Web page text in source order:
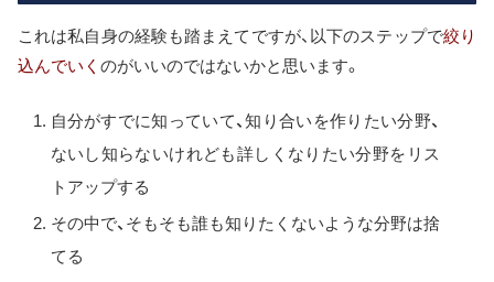
これは私自身の経験も踏まえてですが、以下のステップで絞り
込んでいく のがいいのではないかと思います。
自分がすでに知っていて、知り合いを作りたい分野、
ないし知らないけれども詳しくなりたい分野をリス
トアップする
その中で、そもそも誰も知りたくないような分野は捨
てる